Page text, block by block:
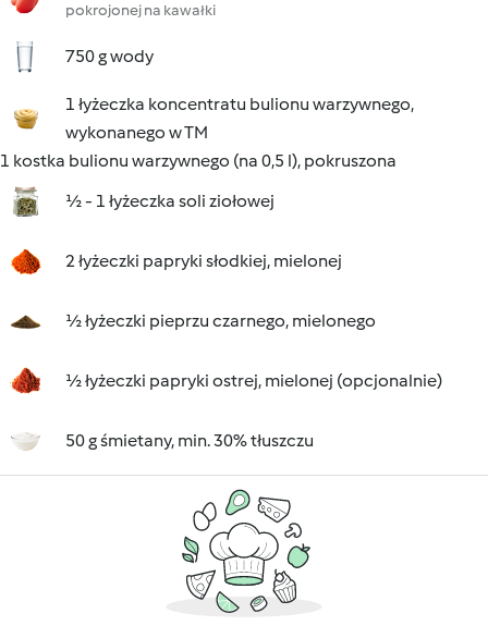
pokrojonej na kawałki
750 g wody
1 łyżeczka koncentratu bulionu warzywnego,
wykonanego w TM
1 kostka bulionu warzywnego (na 0,5 l), pokruszona
½ - 1 łyżeczka soli ziołowej
2 łyżeczki papryki słodkiej, mielonej
½ łyżeczki pieprzu czarnego, mielonego
½ łyżeczki papryki ostrej, mielonej (opcjonalnie)
50 g śmietany, min. 30% tłuszczu